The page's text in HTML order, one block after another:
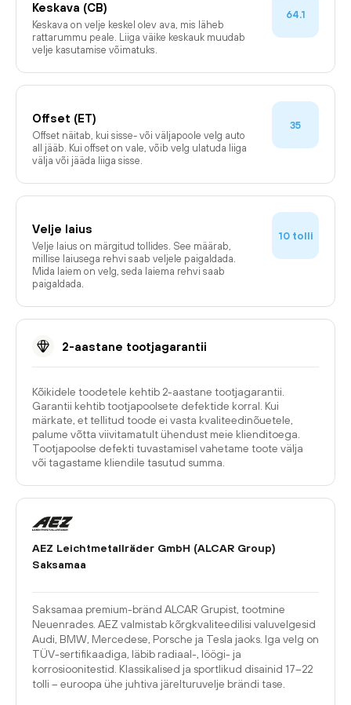
Keskava (CB)
Keskava on velje keskel olev ava, mis läheb
rattarummu peale. Liiga väike keskauk muudab
velje kasutamise võimatuks.
64.1
Offset (ET)
Offset näitab, kui sisse- või väljapoole velg auto
all jääb. Kui offset on vale, võib velg ulatuda liiga
välja või jääda liiga sisse.
35
Velje laius
Velje laius on märgitud tollides. See määrab,
millise laiusega rehvi saab veljele paigaldada.
Mida laiem on velg, seda laiema rehvi saab
paigaldada.
10 tolli
2-aastane tootjagarantii
Kõikidele toodetele kehtib 2-aastane tootjagarantii.
Garantii kehtib tootjapoolsete defektide korral. Kui
märkate, et tellitud toode ei vasta kvaliteedinõuetele,
palume võtta viivitamatult ühendust meie klienditoega.
Tootjapoolse defekti tuvastamisel vahetame toote välja
või tagastame kliendile tasutud summa.
AEZ Leichtmetallräder GmbH (ALCAR Group)
Saksamaa
Saksamaa premium-bränd ALCAR Grupist, tootmine
Neuenrades. AEZ valmistab kõrgkvaliteedilisi valuvelgesid
Audi, BMW, Mercedese, Porsche ja Tesla jaoks. Iga velg on
TÜV-sertifikaadiga, läbib radiaal-, löögi- ja
korrosioonitestid. Klassikalised ja sportlikud disainid 17–22
tolli – euroopa ühe juhtiva järelturuvelje brändi tase.